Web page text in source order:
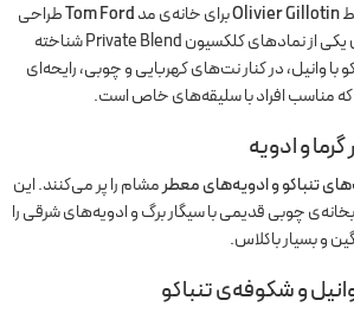
Olivier Gillotinبرای خانه‌ی مدTom Fordطراحی
شد و از همان ابتدا به عنوان یکی از نمادهای کلکسیون Private Blend شناخته
با وانیل، در کنار نت‌های کهربایی و چوبی، رایحه‌ای
که مناسب افراد با سلیقه‌های خاص است.
گرما و ادویه
تنباکو و ادویه‌های معطرمشام را پر می‌کنند. این
چوبی قدیمی با سیگار برگ و ادویه‌های شرقی را
و بسیار باکلاس.
و شکوفه‌ی تنباکو